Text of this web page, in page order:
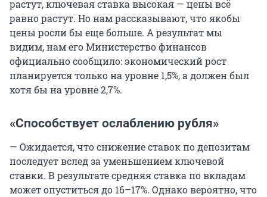
растут, ключевая ставка высокая — цены всё
равно растут. Но нам рассказывают, что якобы
цены росли бы еще больше. А результат мы
видим, нам его Министерство финансов
официально сообщило: экономический рост
планируется только на уровне 1,5%, а должен был
хотя бы на уровне 2,7%.
«Способствует ослаблению рубля»
— Ожидается, что снижение ставок по депозитам
последует вслед за уменьшением ключевой
ставки. В результате средняя ставка по вкладам
может опуститься до 16–17%. Однако вероятно, что